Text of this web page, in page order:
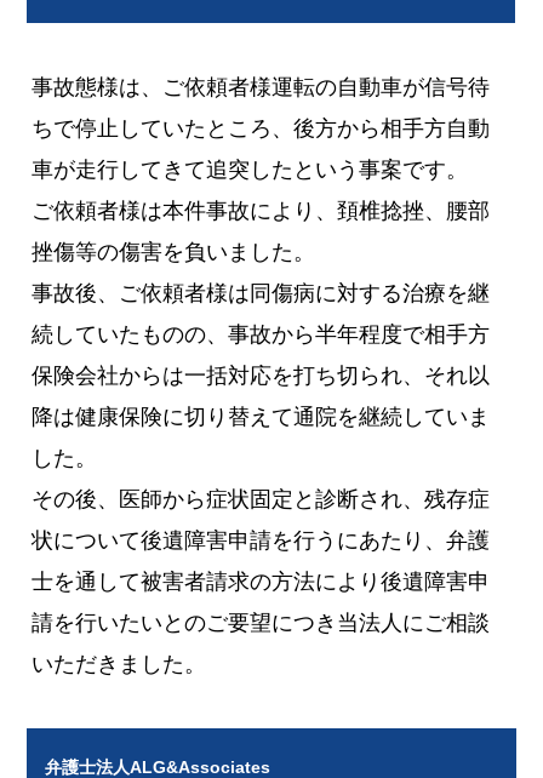
事故態様は、ご依頼者様運転の自動車が信号待
ちで停止していたところ、後方から相手方自動
車が走行してきて追突したという事案です。
ご依頼者様は本件事故により、頚椎捻挫、腰部
挫傷等の傷害を負いました。
事故後、ご依頼者様は同傷病に対する治療を継
続していたものの、事故から半年程度で相手方
保険会社からは一括対応を打ち切られ、それ以
降は健康保険に切り替えて通院を継続していま
した。
その後、医師から症状固定と診断され、残存症
状について後遺障害申請を行うにあたり、弁護
士を通して被害者請求の方法により後遺障害申
請を行いたいとのご要望につき当法人にご相談
いただきました。
弁護士法人ALG&Associates